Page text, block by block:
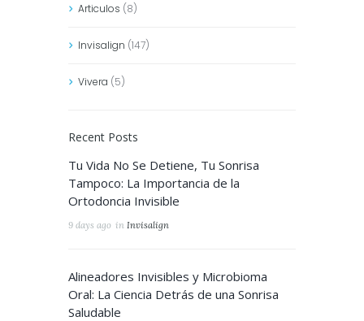
Articulos (8)
Invisalign (147)
Vivera (5)
Recent Posts
Tu Vida No Se Detiene, Tu Sonrisa
Tampoco: La Importancia de la
Ortodoncia Invisible
9 days ago in Invisalign
Alineadores Invisibles y Microbioma
Oral: La Ciencia Detrás de una Sonrisa
Saludable